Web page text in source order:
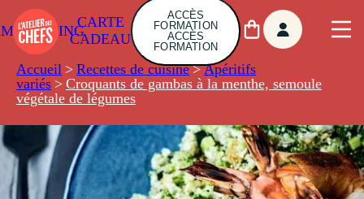
CARTE
CADEAU
ACCÈS
FORMATION
ACCÈS
FORMATION
Accueil > Recettes de cuisine > Apéritifs
variés > Croquants de gambas à la menthe, semoule
végétale de légumes